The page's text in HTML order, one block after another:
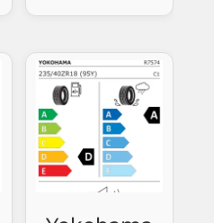
este:
567.85 lei.
a
fost:
492.94 lei.